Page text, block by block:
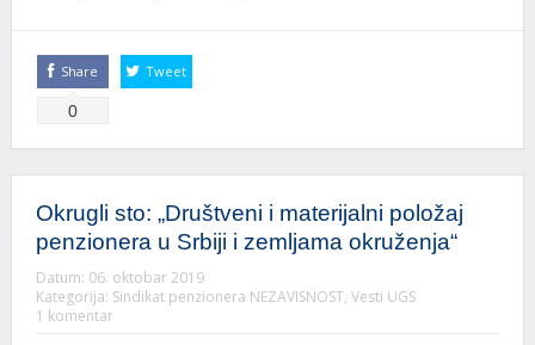
Share
0
Tweet
Okrugli sto: „Društveni i materijalni položaj
penzionera u Srbiji i zemljama okruženja“
Datum: 06. oktobar 2019
Kategorija: Sindikat penzionera NEZAVISNOST, Vesti UGS
1 komentar